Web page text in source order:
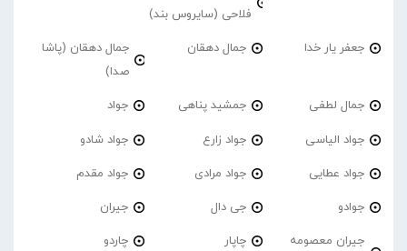
فلاحی (سایروس بند)
جعفر یار خدا جمال دهقان
جمال دهقان (پاشا
صدا)
جمال لطفی جمشید پناهی جواد
جواد الیاسی جواد زارع جواد شادو
جواد عطایی جواد مرادی جواد مقدم
جوادو جی دال جیران
جیران معصومه
چاپار چاردو